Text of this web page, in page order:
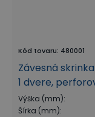
Kód tovaru: 480001
Závesná
1 dvere,
Výška (mm):
Šírka (mm):